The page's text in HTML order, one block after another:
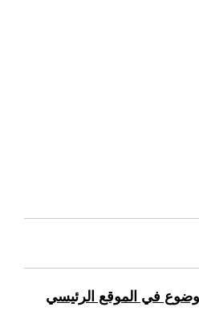
في الموقع الرئيسي